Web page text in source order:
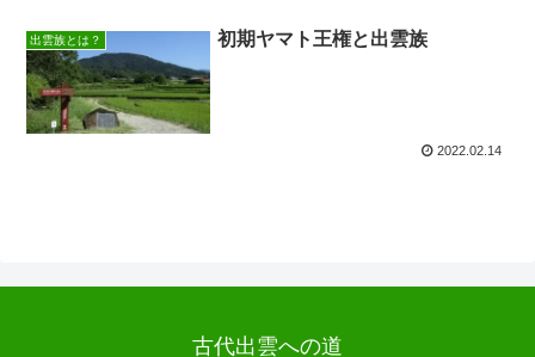
出雲族とは？ 初期ヤマト王権と出雲族
2022.02.14
古代出雲への道